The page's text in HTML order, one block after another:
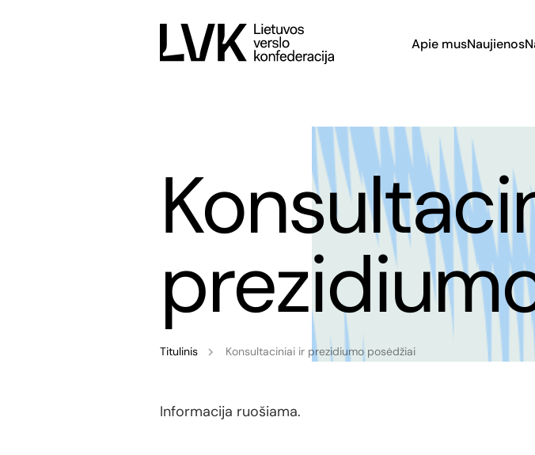
Apie musNaujienos
Titulinis Konsultaciniai ir prezidiumo posėdžiai
Informacija ruošiama.